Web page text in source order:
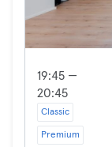
19:45 —
20:45
Classic
Premium